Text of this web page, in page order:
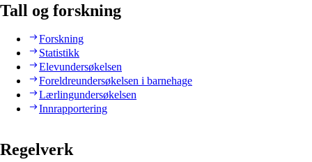
Tall og forskning
Forskning
Statistikk
Elevundersøkelsen
Foreldreundersøkelsen i barnehage
Lærlingundersøkelsen
Innrapportering
Regelverk